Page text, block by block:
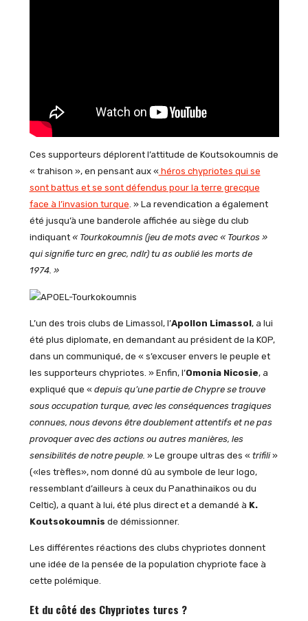
Ces supporteurs déplorent l’attitude de Koutsokoumnis de
« trahison », en pensant aux «héros chypriotes qui se
sont battus et se sont défendus pour la terre grecque
face à l’invasion turque. » La revendication a également
été jusqu’à une banderole affichée au siège du club
indiquant « Tourkokoumnis (jeu de mots avec « Tourkos »
qui signifie turc en grec, ndlr) tu as oublié les morts de
1974. »
L’un des trois clubs de Limassol, l’Apollon Limassol, a lui
été plus diplomate, en demandant au président de la KOP,
dans un communiqué, de « s’excuser envers le peuple et
les supporteurs chypriotes. » Enfin, l’Omonia Nicosie, a
expliqué que « depuis qu’une partie de Chypre se trouve
sous occupation turque, avec les conséquences tragiques
connues, nous devons être doublement attentifs et ne pas
provoquer avec des actions ou autres manières, les
sensibilités de notre peuple. » Le groupe ultras des « trifili»
(«les trèfles», nom donné dû au symbole de leur logo,
ressemblant d’ailleurs à ceux du Panathinaikos ou du
Celtic), a quant à lui, été plus direct et a demandé à K.
Koutsokoumnis de démissionner.
Les différentes réactions des clubs chypriotes donnent
une idée de la pensée de la population chypriote face à
cette polémique.
Et du côté des Chypriotes turcs ?